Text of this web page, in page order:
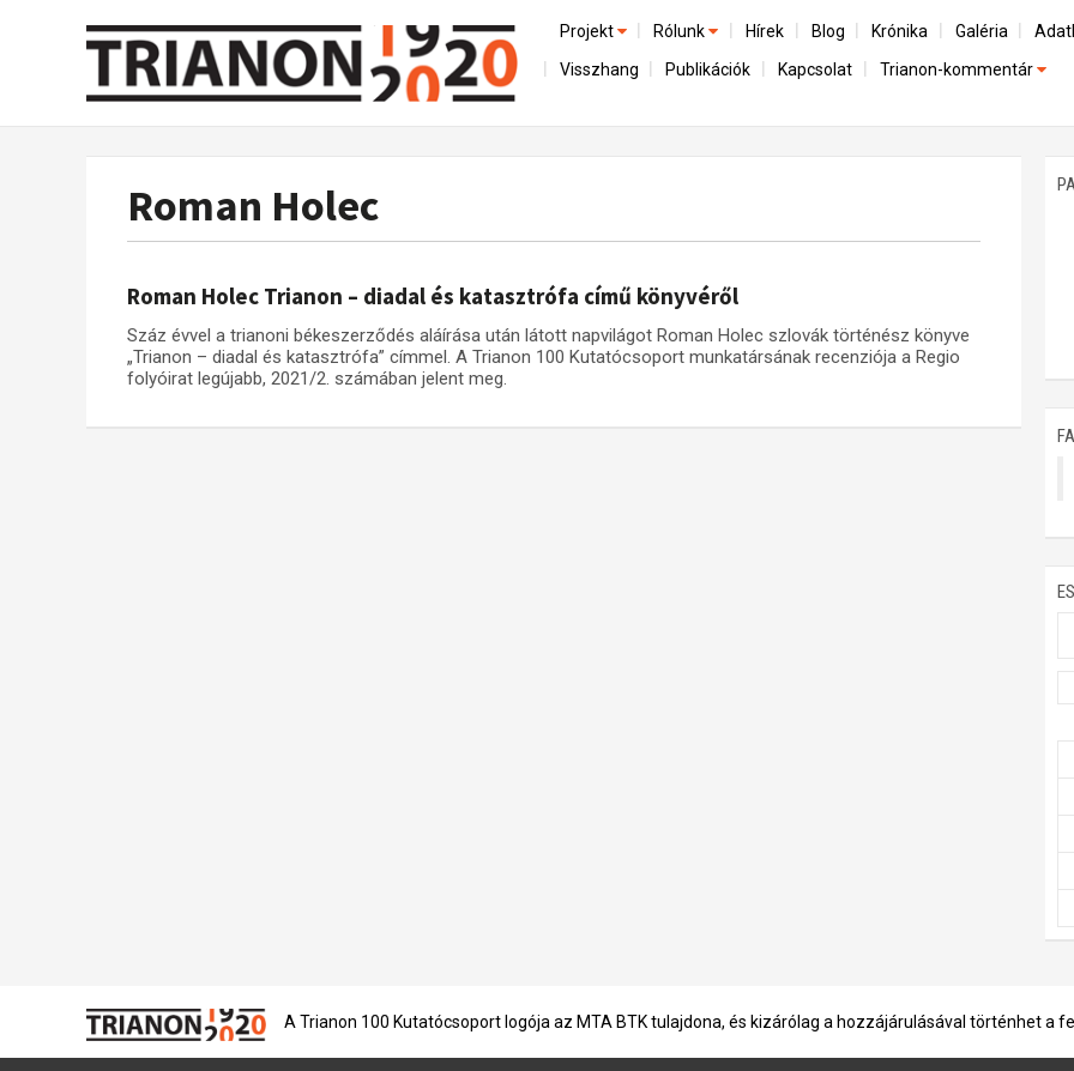
Projekt
Előzmények
Az összeomlás és a magyar társadalom
Utókor és emlékezet
Rólunk
A kutatócsoport működéséről
Hírek Blog Krónika Galéria
Visszhang Publikációk Kapcsolat Trianon-kommentár
Roman Holec
Roman Holec Trianon – diadal és katasztrófa című könyvéről
Száz évvel a trianoni békeszerződés aláírása után látott napvilágot Roman Holec szlovák történész könyve
„Trianon – diadal és katasztrófa” címmel. A Trianon 100 Kutatócsoport munkatársának recenziója a Regio
folyóirat legújabb, 2021/2. számában jelent meg.
A Trianon 100 Kutatócsoport logója az MTA BTK tulajdona, és kizárólag a hozzájárulásával történhet a